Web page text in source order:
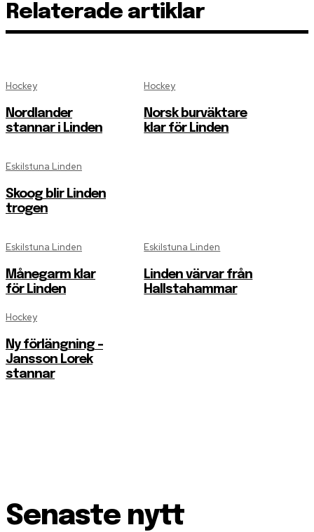
Relaterade artiklar
Hockey
Nordlander
stannar i Linden
Hockey
Norsk burväktare
klar för Linden
Eskilstuna Linden
Skoog blir Linden
trogen
Eskilstuna Linden
Månegarm klar
för Linden
Eskilstuna Linden
Linden värvar från
Hallstahammar
Hockey
Ny förlängning –
Jansson Lorek
stannar
Senaste nytt